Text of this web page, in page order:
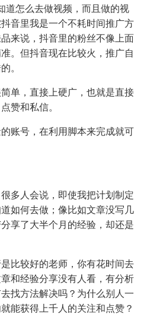
怎么去做视频，而且做的视
音里我是一个不耗时间推广方
来说，抖音里的粉丝不像上面
。但抖音现在比较火，推广自
。
，直接上硬广，也就是直接
赞和私信。
号，在利用脚本来完成就可
人会说，即使我把计划制定
如何去做；像比如文章没写几
享了大半个月的经验，却还是
较好的老师，你有花时间去
和经验分享没有人看，有分析
找方法解决吗？为什么别人一
能获得上千人的关注和点赞？